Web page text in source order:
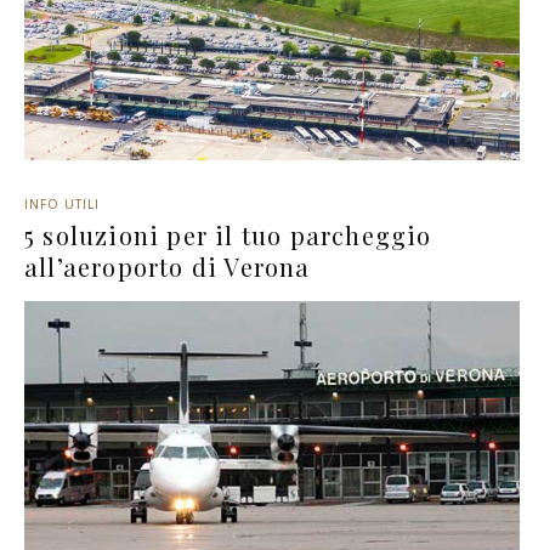
INFO UTILI
5 soluzioni per il tuo parcheggio
all’aeroporto di Verona